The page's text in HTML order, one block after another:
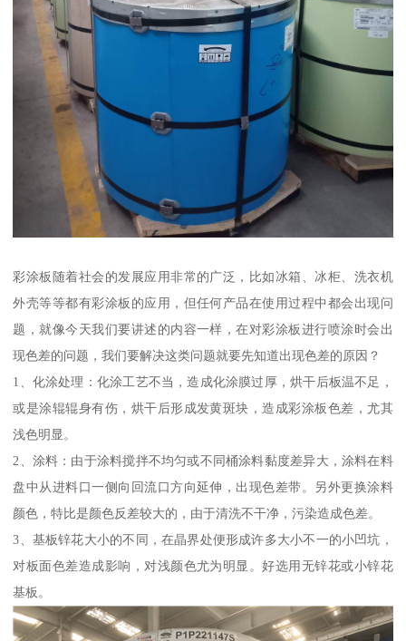
彩涂板随着社会的发展应用非常的广泛，比如冰箱、冰柜、洗衣机
外壳等等都有彩涂板的应用，但任何产品在使用过程中都会出现问
题，就像今天我们要讲述的内容一样，在对彩涂板进行喷涂时会出
现色差的问题，我们要解决这类问题就要先知道出现色差的原因？
1、化涂处理：化涂工艺不当，造成化涂膜过厚，烘干后板温不足，
或是涂辊辊身有伤，烘干后形成发黄斑块，造成彩涂板色差，尤其
浅色明显。
2、涂料：由于涂料搅拌不均匀或不同桶涂料黏度差异大，涂料在料
盘中从进料口一侧向回流口方向延伸，出现色差带。另外更换涂料
颜色，特比是颜色反差较大的，由于清洗不干净，污染造成色差。
3、基板锌花大小的不同，在晶界处便形成许多大小不一的小凹坑，
对板面色差造成影响，对浅颜色尤为明显。好选用无锌花或小锌花
基板。